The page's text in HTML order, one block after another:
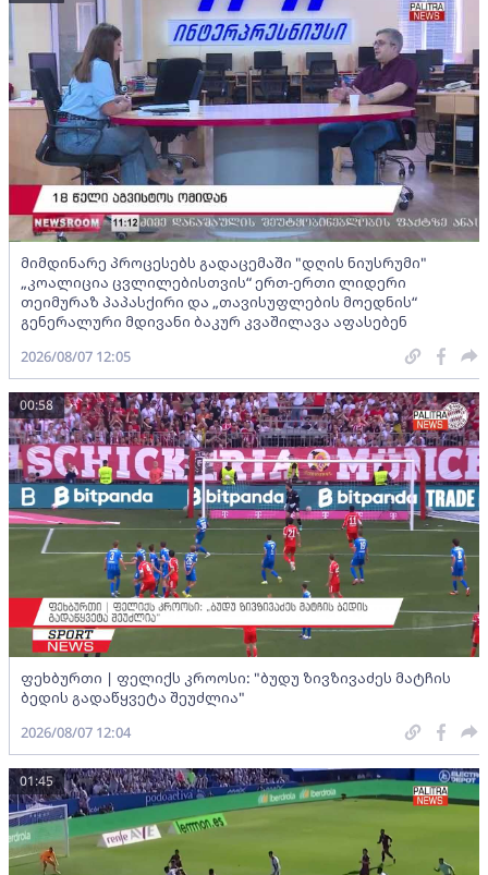
მიმდინარე პროცესებს გადაცემაში "დღის ნიუსრუმი"
„კოალიცია ცვლილებისთვის“ ერთ-ერთი ლიდერი
თეიმურაზ პაპასქირი და „თავისუფლების მოედნის“
გენერალური მდივანი ბაკურ კვაშილავა აფასებენ
2026/08/07 12:05
ფეხბურთი | ფელიქს კროოსი: "ბუდუ ზივზივაძეს მატჩის
ბედის გადაწყვეტა შეუძლია"
00:58
2026/08/07 12:04
01:45